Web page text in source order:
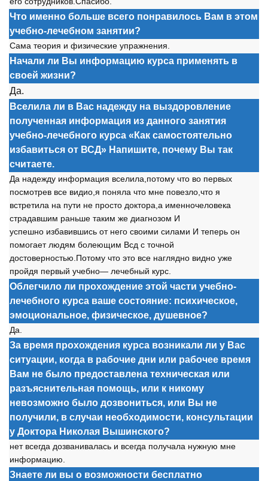
Что именно больше всего понравилось Вам в этом
учебно-лечебном занятии?
Сама теория и физические упражнения.
Начали ли Вы информацию курса применять в
своей жизни?
Да.
Вселила ли в Вас надежду на выздоровление
полученная информация из данного занятия
учебно-лечебного курса «Как самостоятельно
избавиться от ВСД» Напишите, почему Вы так
считаете.
Да надежду информация вселила,потому что во первых
посмотрев все видио ,я поняла что мне повезло ,что я
встретила на пути не просто доктора,а именночеловека
страдавшим раньше таким же диагнозом И
успешно избавившись от него своими силами И теперь он
помогает людям болеющим Всд с точной
достоверностью.Потому что это все наглядно видно уже
пройдя первый учебно— лечебный курс.
Облегчило ли прохождение этой части учебно-
лечебного курса ваше состояние: психическое,
эмоциональное, физическое, душевное?
Да.
За время прохождения курса возникали ли у Вас
ситуации, когда в рабочие дни или рабочее время
Вам не было предоставлена техническая или
разъяснительная помощь, или к никому
невозможно было дозвониться, или Вы не
получили, в случаи необходимости, консультации
у Доктора Николая Вышинского?
нет всегда дозванивалась и всегда получала нужную мне
информацию.
Знаете ли вы о возможности бесплатно